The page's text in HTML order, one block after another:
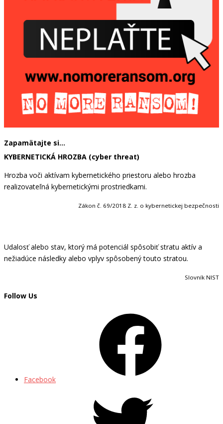
Zapamätajte si…
KYBERNETICKÁ HROZBA (cyber threat)
Hrozba voči aktívam kybernetického priestoru alebo hrozba
realizovateľná kybernetickými prostriedkami.
Zákon č. 69/2018 Z. z. o kybernetickej bezpečnosti
Udalosť alebo stav, ktorý má potenciál spôsobiť stratu aktív a
nežiadúce následky alebo vplyv spôsobený touto stratou.
Slovník NIST
Follow Us
Facebook